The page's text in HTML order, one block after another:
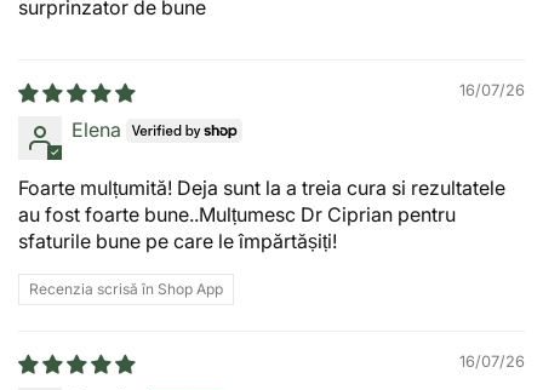
surprinzator de bune
16/07/26
Elena
Foarte mulțumită! Deja sunt la a treia cura si rezultatele
au fost foarte bune..Mulțumesc Dr Ciprian pentru
sfaturile bune pe care le împărtășiți!
Recenzia scrisă în Shop App
16/07/26